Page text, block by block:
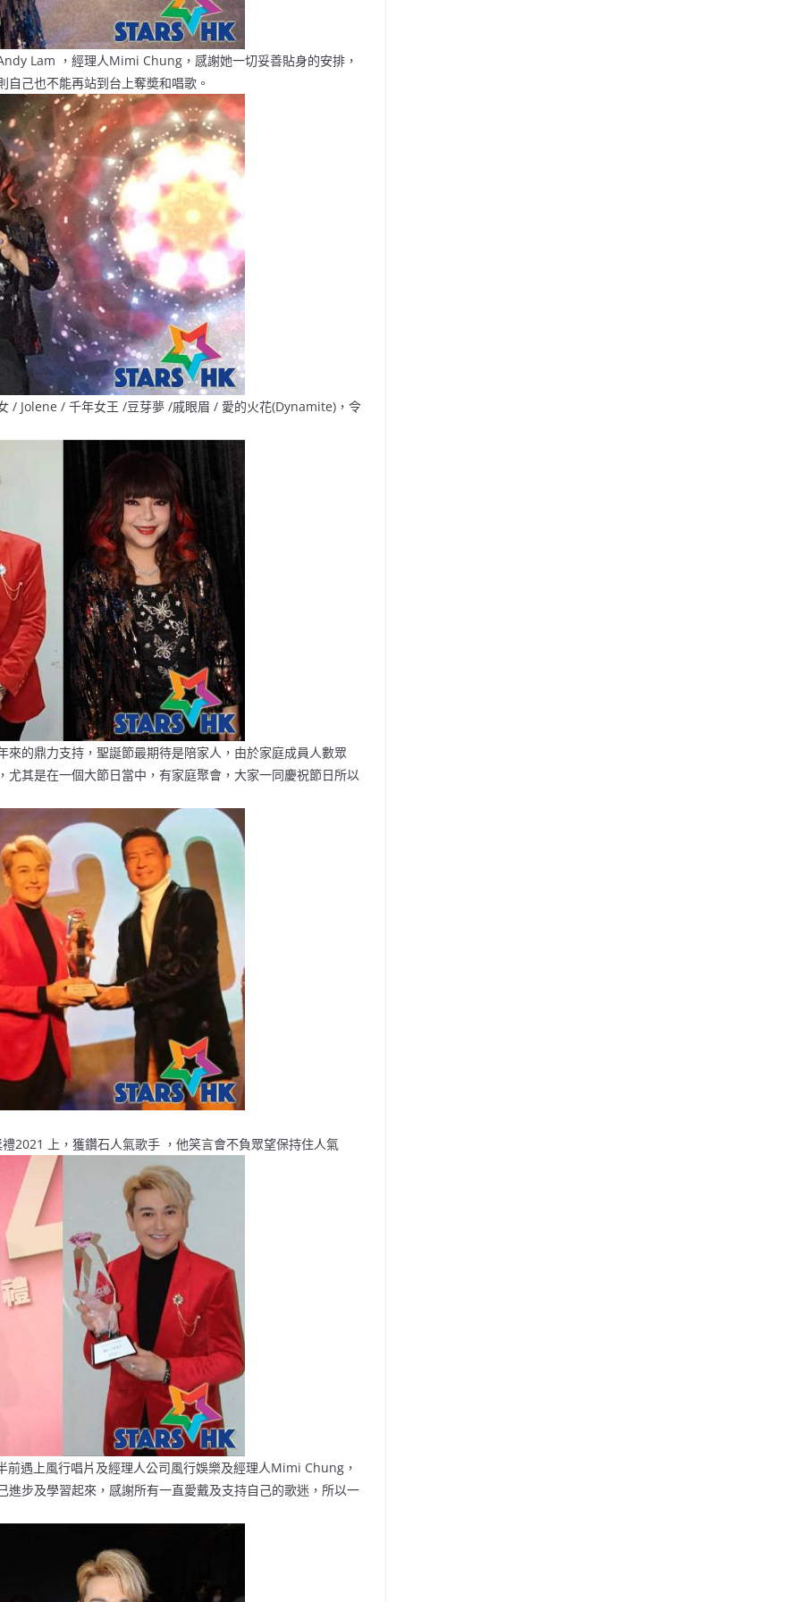
Lam ，經理人Mimi Chung，感謝她一切妥善貼身的安排，
己也不能再站到台上奪奬和唱歌。
/ Jolene / 千年女王 /豆芽夢 /戚眼眉 / 愛的火花(Dynamite)，令
的鼎力支持，聖誕節最期待是陪家人，由於家庭成員人數眾
其是在一個大節日當中，有家庭聚會，大家一同慶祝節日所以
2021 上，獲鑽石人氣歌手 ，他笑言會不負眾望保持住人氣
前遇上風行唱片及經理人公司風行娛樂及經理人Mimi Chung，
步及學習起來，感謝所有一直愛戴及支持自己的歌迷，所以一